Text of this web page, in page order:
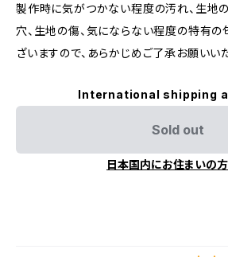
製作時に気がつかない程度の汚れ、生地の
穴、生地の傷、気にならない程度の特有
ざいますので、あらかじめご了承お願いいた
International shipping
Sold out
日本国内にお住まいの